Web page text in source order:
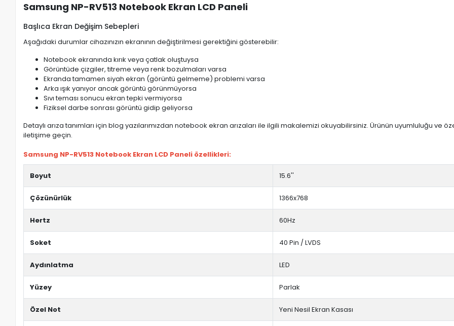
Samsung NP-RV513 Notebook Ekran LCD Paneli
Başlıca Ekran Değişim Sebepleri
Aşağıdaki durumlar cihazınızın ekranının değiştirilmesi gerektiğini gösterebilir:
Notebook ekranında kırık veya çatlak oluştuysa
Görüntüde çizgiler, titreme veya renk bozulmaları varsa
Ekranda tamamen siyah ekran (görüntü gelmeme) problemi varsa
Arka ışık yanıyor ancak görüntü görünmüyorsa
Sıvı teması sonucu ekran tepki vermiyorsa
Fiziksel darbe sonrası görüntü gidip geliyorsa
Detaylı arıza tanımları için blog yazılarımızdan notebook ekran arızaları ile ilgili makalemizi okuyabilirsiniz. Ürünün uyumluluğu
iletişime geçin.
Samsung NP-RV513 Notebook Ekran LCD Paneli özellikleri:
Boyut 15.6''
Çözünürlük 1366x768
Hertz 60Hz
Soket 40 Pin / LVDS
Aydınlatma LED
Yüzey Parlak
Özel Not Yeni Nesil Ekran Kasası